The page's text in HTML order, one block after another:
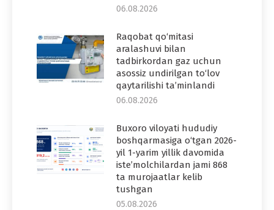
06.08.2026
Raqobat qo‘mitasi
aralashuvi bilan
tadbirkordan gaz uchun
asossiz undirilgan to‘lov
qaytarilishi ta’minlandi
06.08.2026
Buxoro viloyati hududiy
boshqarmasiga o‘tgan 2026-
yil 1-yarim yillik davomida
iste’molchilardan jami 868
ta murojaatlar kelib
tushgan
05.08.2026